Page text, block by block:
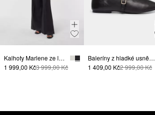
Kalhoty Marlene ze lnu, s rozparky na spodním okraji
1 999,00 Kč3 999,00 Kč
Baleríny z hladké usně, s řemínkem
1 409,00 Kč2 999,00 Kč